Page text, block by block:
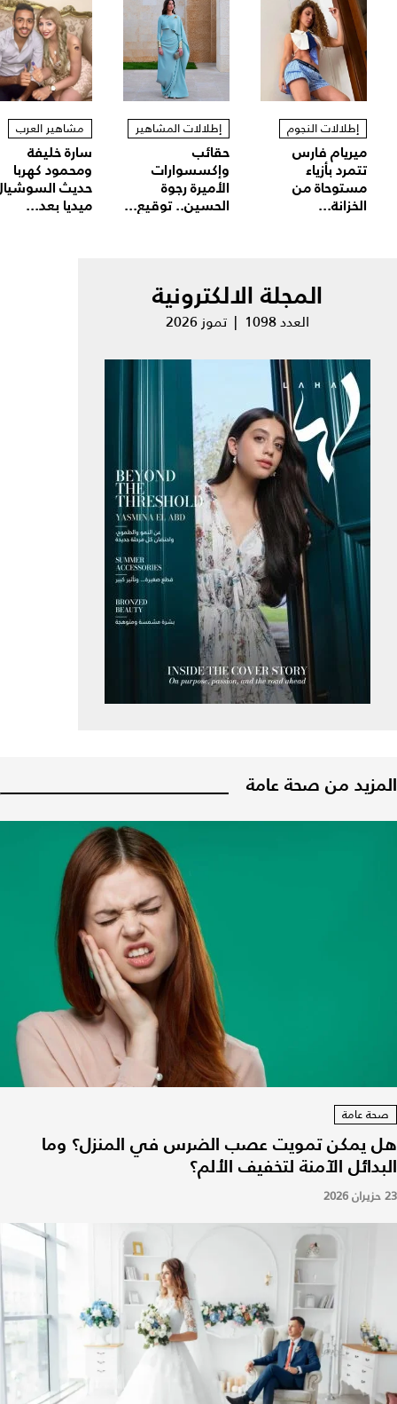
إطلالات النجوم
ميريام فارس
تتمرد بأزياء
مستوحاة من
الخزانة...
إطلالات المشاهير
حقائب
وإكسسوارات
الأميرة رجوة
الحسين.. توقيع...
مشاهير العرب
سارة خليفة
ومحمود كهربا
حديث
ميديا بعد...
المجلة الالكترونية
العدد 1098 | تموز 2026
المزيد من صحة عامة
صحة عامة
هل يمكن تمويت عصب الضرس في المنزل؟ وما
البدائل الآمنة لتخفيف الألم؟
23 حزيران 2026